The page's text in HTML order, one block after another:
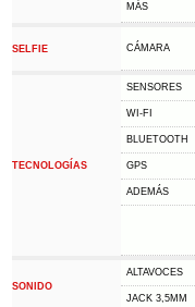
MÁS
SELFIE CÁMARA
TECNOLOGÍAS
SENSORES
WI-FI
BLUETOOTH
GPS
ADEMÁS
SONIDO
ALTAVOCES
JACK 3,5MM